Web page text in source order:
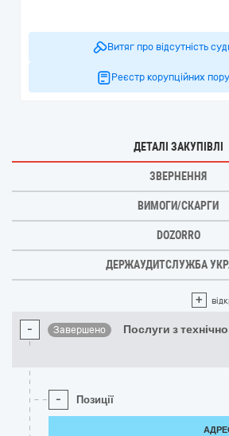
Витяг про відсутність
Реєстр корупційних
ДЕТАЛІ ЗАКУПІВЛІ
ЗВЕРНЕННЯ
ВИМОГИ/СКАРГИ
DOZORRO
ДЕРЖАУДИТСЛУЖБА
+
- Завершено Послуги з
- Позиції